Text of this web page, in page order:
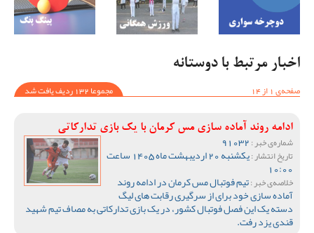
اخبار مرتبط با دوستانه
صفحه‌ی 1 از 14
مجموعا 132 ردیف یافت شد
ادامه روند آماده سازی مس کرمان با یک بازی تدارکاتی
شماره‌ی خبر :
تاریخ انتشار : یکشنبه 20 اردیبهشت ماه 1405 ساعت
10:00
خلاصه‌ی خبر :تیم فوتبال مس کرمان در ادامه روند
آماده سازی خود برای از سرگیری رقابت های لیگ
دسته یک این فصل فوتبال کشور، در یک بازی تدارکاتی به مصاف تیم شهید
قندی یزد رفت.